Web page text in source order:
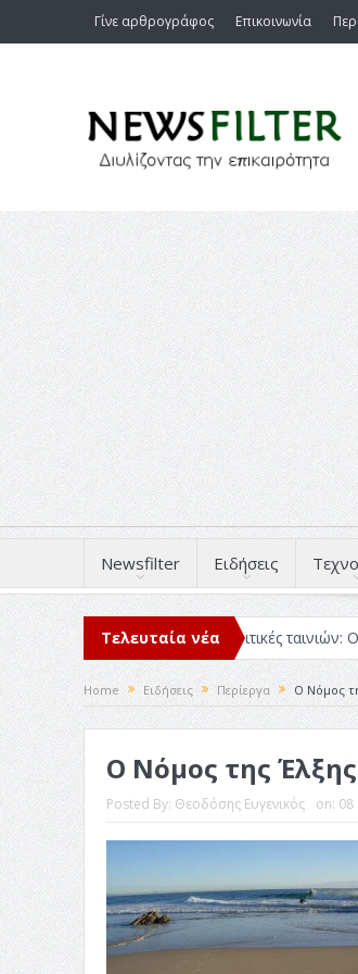
Γίνε αρθρογράφος Επικοινωνία
Newsfilter Ειδήσεις
Τελευταία νέα
μέσα στο 2025 Κριτικές ταινιών: Ο Ντι
Home Ειδήσεις Περίεργα Ο Νόμος
Ο Νόμος της
Posted By: Θεοδόσης Ευγενικός on: 08